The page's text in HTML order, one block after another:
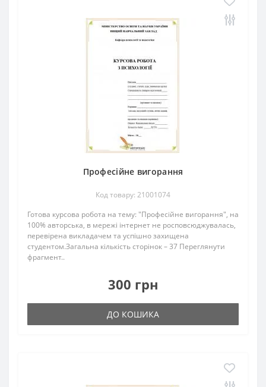
Професійне вигорання
Код товару: 21001074
Готова курсова робота на тему: "Професійне вигорання", на
100% авторська, в мережі інтернет не росповсюджувалась,
перевірена викладачем та успішно захищена
студентом.Загальна кількість сторінок – 37 Переглянути
фрагмент..
300 грн
ДО КОШИКА